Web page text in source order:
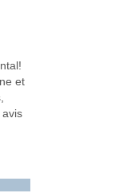
et